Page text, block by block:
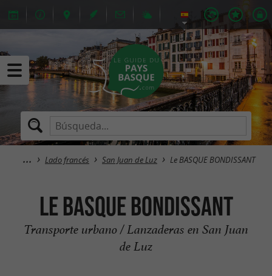
Lado francés San Juan de Luz Le BASQUE BONDISSANT
Le BASQUE BONDISSANT
Transporte urbano / Lanzaderas en San Juan
de Luz